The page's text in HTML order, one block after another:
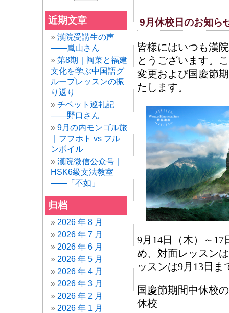
近期文章
漢院受講生の声
——嵐山さん
第8期｜闽菜と福建
文化を学ぶ中国語グ
ループレッスンの振
り返り
チベット巡礼記
——野口さん
9月の内モンゴル旅
｜フフホト vs フル
ンボイル
漢院微信公众号｜
HSK6級文法教室
——「不如」
归档
2026 年 8 月
2026 年 7 月
2026 年 6 月
2026 年 5 月
2026 年 4 月
2026 年 3 月
2026 年 2 月
2026 年 1 月
9月休校日のお知ら
皆様にはいつも漢
とうございます。
変更および国慶節
たします。
9月14日（木）～
め、対面レッスン
ッスンは9月13日ま
国慶節期間中休校
休校